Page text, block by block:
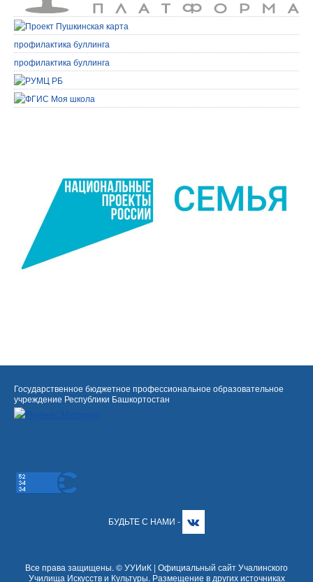
профилактика буллинга
профилактика буллинга
Государственное бюджетное профессиональное образовательное
учреждение Республики Башкортостан
БУДЬТЕ С НАМИ -
Все права защищены. © УУИиК | Официальный сайт Учалинского
Училища Искусств и Культуры. Размещение в других источниках